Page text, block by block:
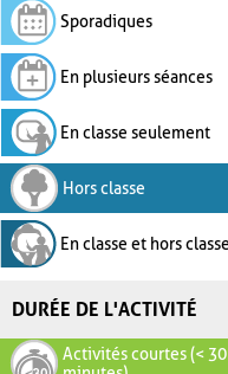
Sporadiques
En plusieurs séances
En classe seulement
Hors classe
En classe et hors classe
DURÉE DE L'ACTIVITÉ
Activités courtes (< 30